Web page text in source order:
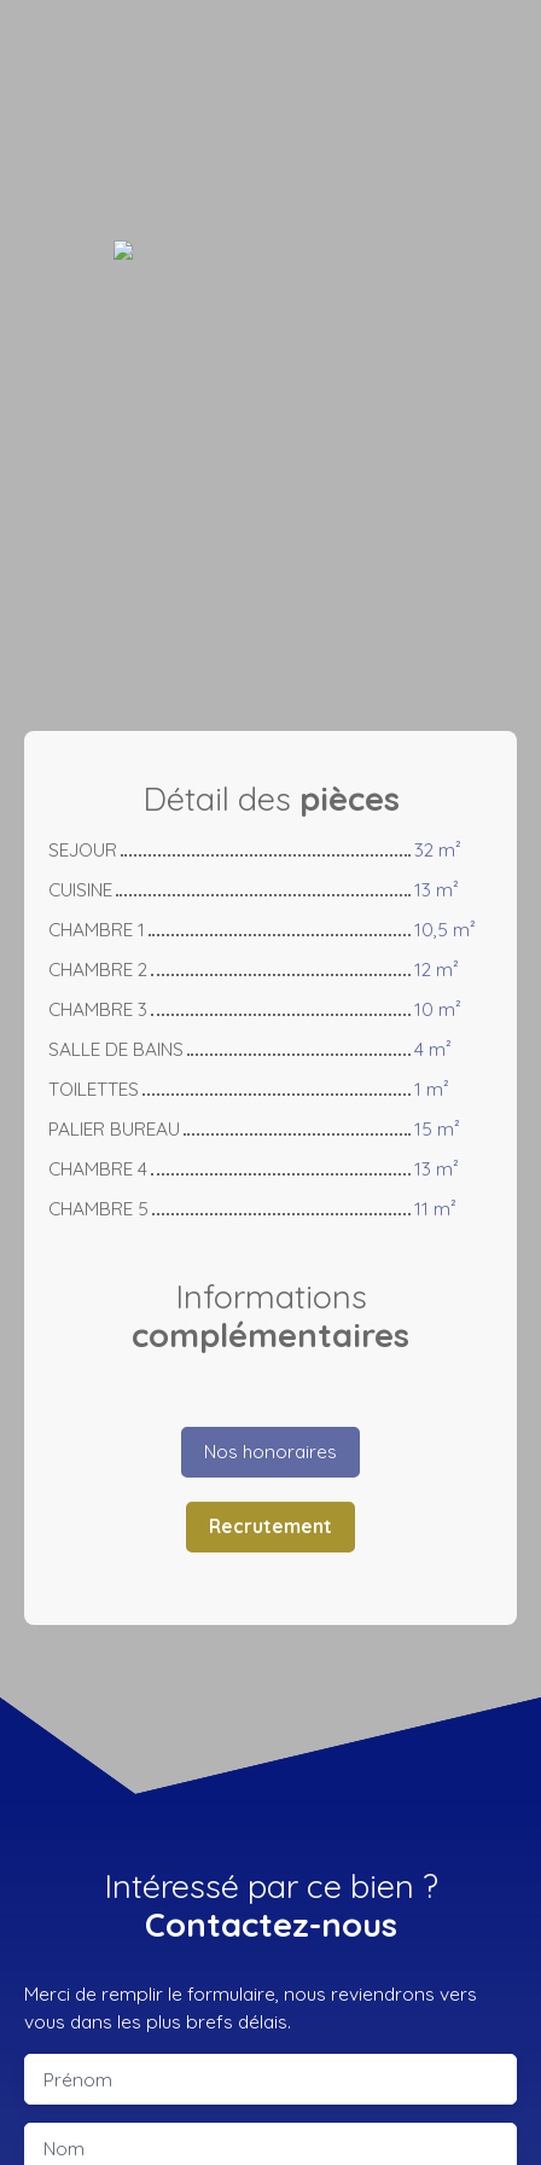
Détail des pièces
SEJOUR
32 m²
CUISINE
13 m²
CHAMBRE 1
10,5 m²
CHAMBRE 2
12 m²
CHAMBRE 3
10 m²
SALLE DE BAINS
4 m²
TOILETTES
1 m²
PALIER BUREAU
15 m²
CHAMBRE 4
13 m²
CHAMBRE 5
11 m²
Informations
complémentaires
Nos honoraires
Recrutement
Intéressé par ce bien ?
Contactez-nous
Merci de remplir le formulaire, nous reviendrons vers
vous dans les plus brefs délais.
Prénom
Nom